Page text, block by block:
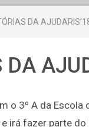
DA
DA
o 3º A da Escola
irá fazer parte